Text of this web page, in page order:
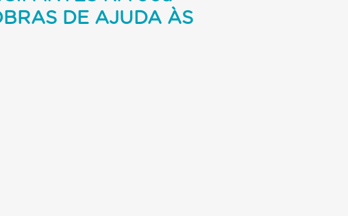
DE AJUDA ÀS